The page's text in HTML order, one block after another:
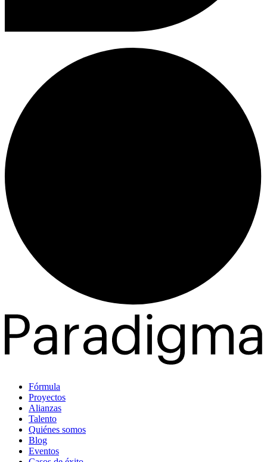
Fórmula
Proyectos
Alianzas
Talento
Quiénes somos
Blog
Eventos